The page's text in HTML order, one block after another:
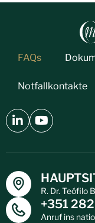
FAQs
Notfallkontakte
R. Dr. Teófilo
+351
Anruf ins